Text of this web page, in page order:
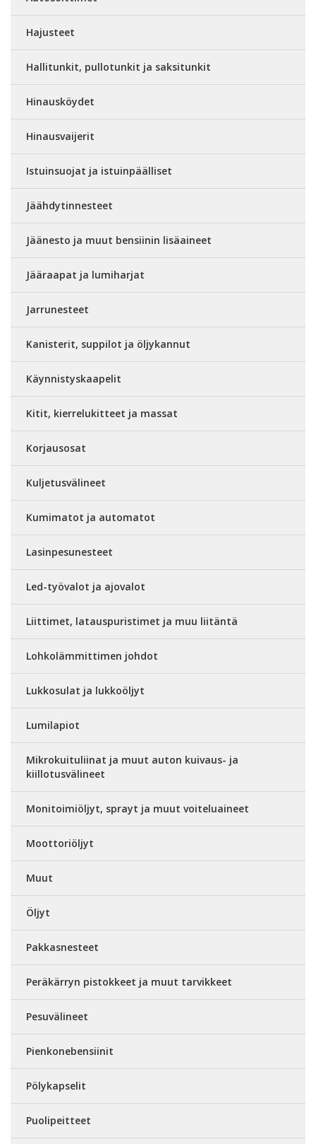
Hajusteet
Hallitunkit, pullotunkit ja saksitunkit
Hinausköydet
Hinausvaijerit
Istuinsuojat ja istuinpäälliset
Jäähdytinnesteet
Jäänesto ja muut bensiinin lisäaineet
Jääraapat ja lumiharjat
Jarrunesteet
Kanisterit, suppilot ja öljykannut
Käynnistyskaapelit
Kitit, kierrelukitteet ja massat
Korjausosat
Kuljetusvälineet
Kumimatot ja automatot
Lasinpesunesteet
Led-työvalot ja ajovalot
Liittimet, latauspuristimet ja muu liitäntä
Lohkolämmittimen johdot
Lukkosulat ja lukkoöljyt
Lumilapiot
Mikrokuituliinat ja muut auton kuivaus- ja
kiillotusvälineet
Monitoimiöljyt, sprayt ja muut voiteluaineet
Moottoriöljyt
Muut
Öljyt
Pakkasnesteet
Peräkärryn pistokkeet ja muut tarvikkeet
Pesuvälineet
Pienkonebensiinit
Pölykapselit
Puolipeitteet